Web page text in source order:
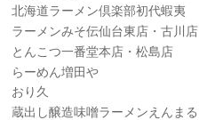
北海道ラーメン倶楽部初代蝦夷
ラーメンみそ伝仙台東店・古川店
とんこつ一番堂本店・松島店
らーめん増田や
おり久
蔵出し醸造味噌ラーメンえんまる